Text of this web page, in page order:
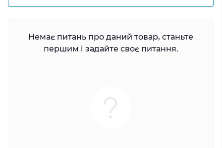
Немає питань про даний товар, станьте
першим і задайте своє питання.